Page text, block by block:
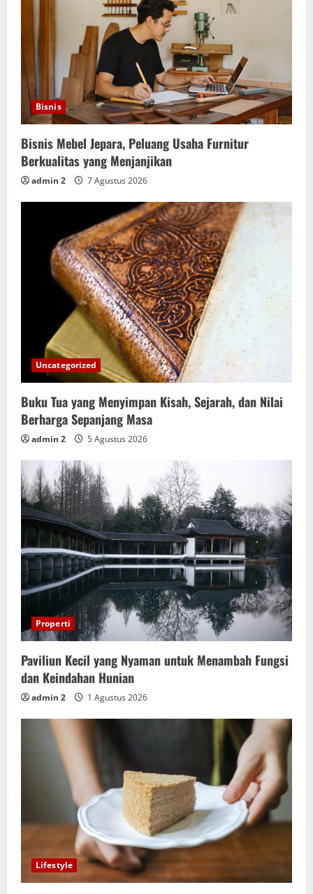
Bisnis
Bisnis Mebel Jepara, Peluang Usaha Furnitur
Berkualitas yang Menjanjikan
admin 2 7 Agustus 2026
Uncategorized
Buku Tua yang Menyimpan Kisah, Sejarah, dan Nilai
Berharga Sepanjang Masa
admin 2 5 Agustus 2026
Properti
Paviliun Kecil yang Nyaman untuk Menambah Fungsi
dan Keindahan Hunian
admin 2 1 Agustus 2026
Lifestyle